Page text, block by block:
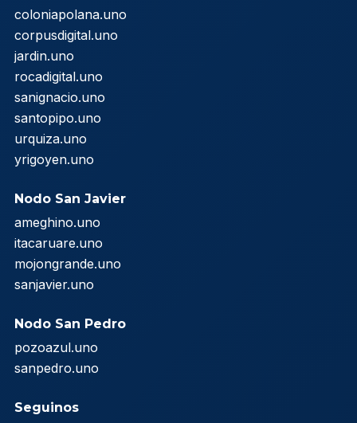
coloniapolana.uno
corpusdigital.uno
jardin.uno
rocadigital.uno
sanignacio.uno
santopipo.uno
urquiza.uno
yrigoyen.uno
Nodo San Javier
ameghino.uno
itacaruare.uno
mojongrande.uno
sanjavier.uno
Nodo San Pedro
pozoazul.uno
sanpedro.uno
Seguinos